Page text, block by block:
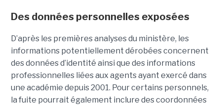
Des données personnelles exposées
D’après les premières analyses du ministère, les
informations potentiellement dérobées concernent
des données d’identité ainsi que des informations
professionnelles liées aux agents ayant exercé dans
une académie depuis 2001. Pour certains personnels,
la fuite pourrait également inclure des coordonnées